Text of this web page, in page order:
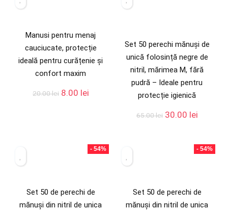
Manusi pentru menaj
cauciucate, protecție
ideală pentru curățenie și
confort maxim
20.00lei 8.00 lei
Set 50 perechi mănuși de
unică folosință negre de
nitril, mărimea M, fără
pudră – Ideale pentru
protecție igienică
65.00lei 30.00 lei
- 54%
Set 50 de perechi de
mănuși din nitril de unica
- 54%
Set 50 de perechi de
mănuși din nitril de unica